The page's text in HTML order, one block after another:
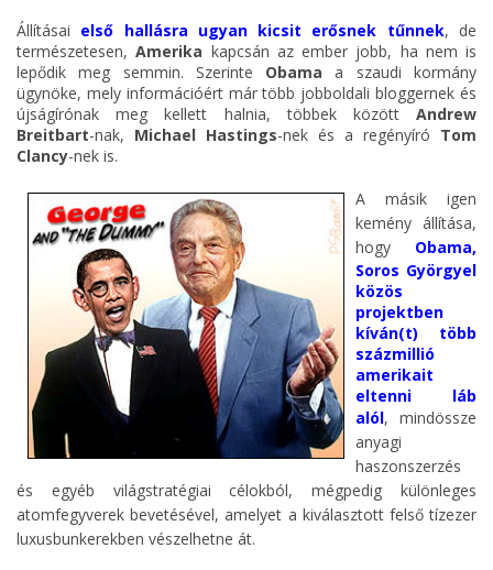
Állításai első hallásra ugyan kicsit erősnek tűnnek, de
természetesen,Amerika kapcsán az ember jobb, ha nem is
lepődik meg semmin. Szerinte Obama a szaudi kormány
ügynöke, mely információért már több jobboldali bloggernek és
újságírónak meg kellett halnia, többek között Andrew
Breitbart-nak, Michael Hastings-nek és a regényíró Tom
Clancy-nek is.
A másik igen
kemény állítása,
hogy Obama,
Soros Györgyel
közös
projektben
kíván(t) több
százmillió
amerikait
eltenni láb
alól, mindössze
anyagi
haszonszerzés
és egyéb világstratégiai célokból, mégpedig különleges
atomfegyverek bevetésével, amelyet a kiválasztott felső tízezer
luxusbunkerekben vészelhetne át.